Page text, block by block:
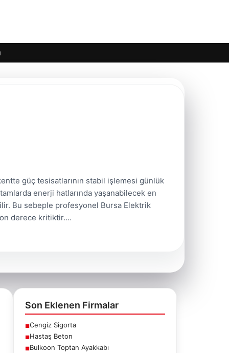
güç tesisatlarının stabil işlemesi günlük
enerji hatlarında yaşanabilecek en
Bu sebeple profesyonel Bursa Elektrik
derece kritiktir.…
Son Eklenen Firmalar
■Cengiz Sigorta
■Hastaş Beton
■Bulkoon Toptan Ayakkabı